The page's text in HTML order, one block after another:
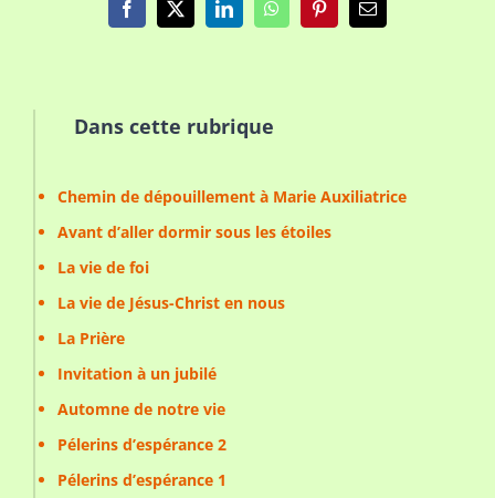
Facebook
X LinkedInWhatsAppPinterestEmail
Dans cette rubrique
Chemin de dépouillement à Marie Auxiliatrice
Avant d’aller dormir sous les étoiles
La vie de foi
La vie de Jésus-Christ en nous
La Prière
Invitation à un jubilé
Automne de notre vie
Pélerins d’espérance 2
Pélerins d’espérance 1